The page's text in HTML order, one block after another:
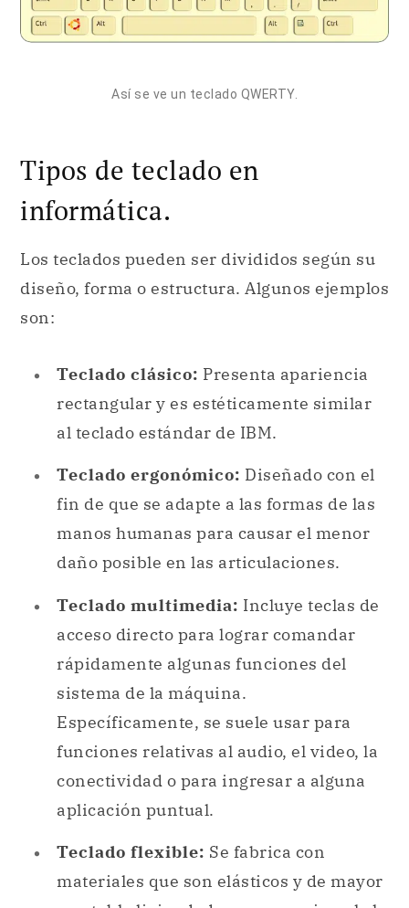
Así se ve un teclado QWERTY.
Tipos de teclado en
informática.
Los teclados pueden ser divididos según su
diseño, forma o estructura. Algunos ejemplos
son:
Teclado clásico: Presenta apariencia
rectangular y es estéticamente similar
al teclado estándar de IBM.
Teclado ergonómico: Diseñado con el
fin de que se adapte a las formas de las
manos humanas para causar el menor
daño posible en las articulaciones.
Teclado multimedia: Incluye teclas de
acceso directo para lograr comandar
rápidamente algunas funciones del
sistema de la máquina.
Específicamente, se suele usar para
funciones relativas al audio, el video, la
conectividad o para ingresar a alguna
aplicación puntual.
Teclado flexible: Se fabrica con
materiales que son elásticos y de mayor